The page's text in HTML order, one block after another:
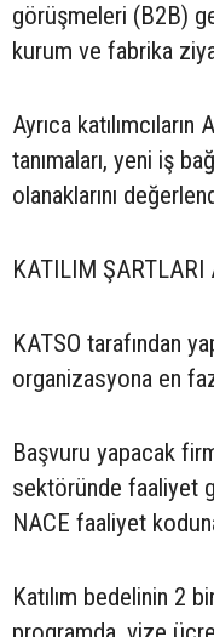
görüşmeleri (B2B)
kurum ve fabrika
Ayrıca katılımcıların
tanımaları, yeni iş
olanaklarını
KATILIM ŞARTLARI
KATSO tarafından
organizasyona en
Başvuru yapacak
sektöründe faaliyet
NACE faaliyet
Katılım bedelinin 2